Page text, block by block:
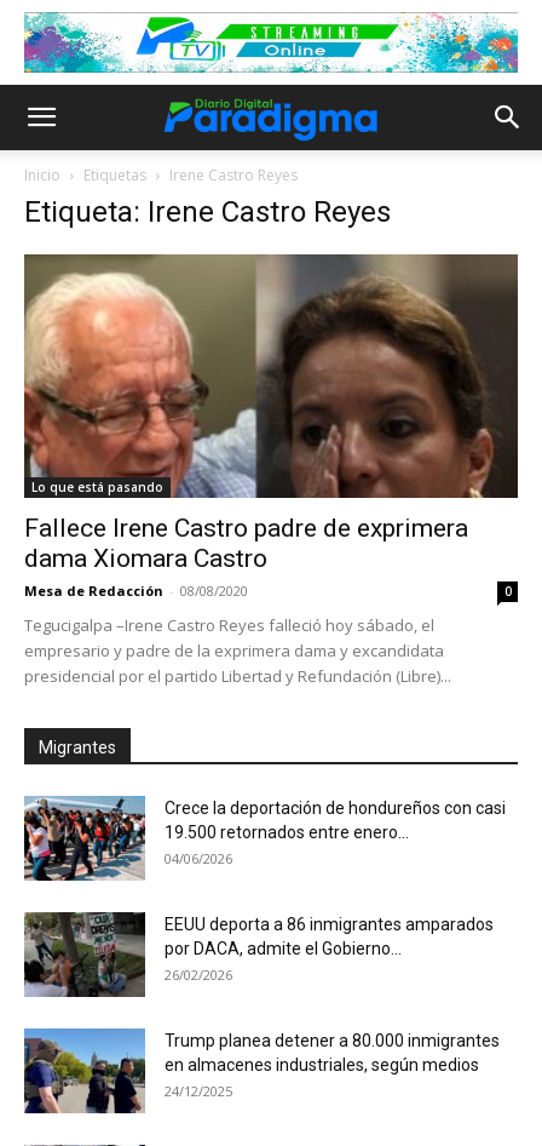
Inicio Etiquetas Irene Castro Reyes
Etiqueta: Irene Castro Reyes
Lo que está pasando
Fallece Irene Castro padre de exprimera
dama Xiomara Castro
Mesa de Redacción - 08/08/2020 0
Tegucigalpa –Irene Castro Reyes falleció hoy sábado, el
empresario y padre de la exprimera dama y excandidata
presidencial por el partido Libertad y Refundación (Libre)...
Migrantes
Crece la deportación de hondureños con casi
19.500 retornados entre enero...
04/06/2026
EEUU deporta a 86 inmigrantes amparados
por DACA, admite el Gobierno...
26/02/2026
Trump planea detener a 80.000 inmigrantes
en almacenes industriales, según medios
24/12/2025